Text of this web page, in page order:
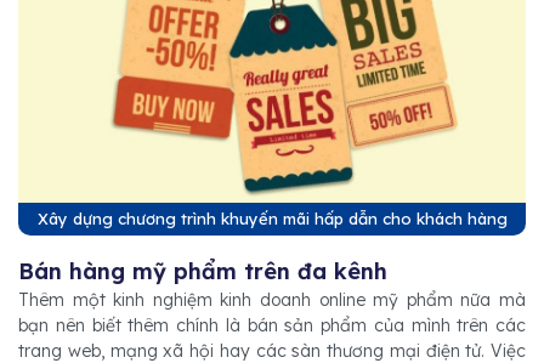
Xây dựng chương trình khuyến mãi hấp dẫn cho khách hàng
Bán hàng mỹ phẩm trên đa kênh
Thêm một kinh nghiệm kinh doanh online mỹ phẩm nữa mà
bạn nên biết thêm chính là bán sản phẩm của mình trên các
trang web, mạng xã hội hay các sàn thương mại điện tử. Việc